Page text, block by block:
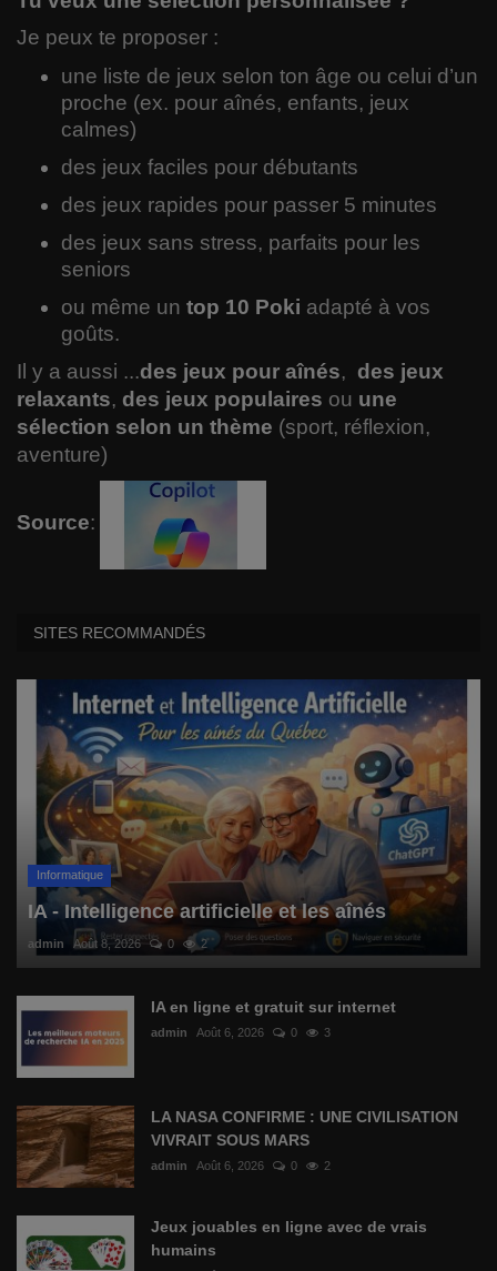
Je peux te proposer :
une liste de jeux selon ton âge ou celui d’un
proche (ex. pour aînés, enfants, jeux
calmes)
des jeux faciles pour débutants
des jeux rapides pour passer 5 minutes
des jeux sans stress, parfaits pour les
seniors
ou même un top 10 Poki adapté à vos
goûts.
Il y a aussi ...des jeux pour aînés, des jeux
relaxants, des jeux populaires ou une
sélection selon un thème (sport, réflexion,
aventure)
Source:
SITES RECOMMANDÉS
Informatique
IA - Intelligence artificielle et les aînés
admin Août 8, 2026 0 2
IA en ligne et gratuit sur internet
admin Août 6, 2026 0 3
LA NASA CONFIRME : UNE CIVILISATION
VIVRAIT SOUS MARS
admin Août 6, 2026 0 2
Jeux jouables en ligne avec de vrais
humains